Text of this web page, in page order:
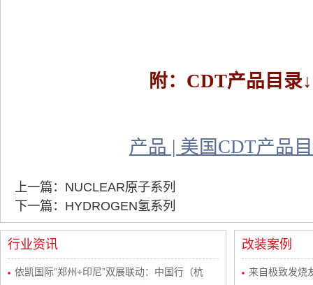
附：CDT产品目录↓
产品 | 美国CDT产品
上一篇：NUCLEAR原子系列
下一篇：HYDROGEN氢系列
行业资讯
依凯国际“郑州+印尼”双展联动：中国行（杭
改装案例
来自极致发烧